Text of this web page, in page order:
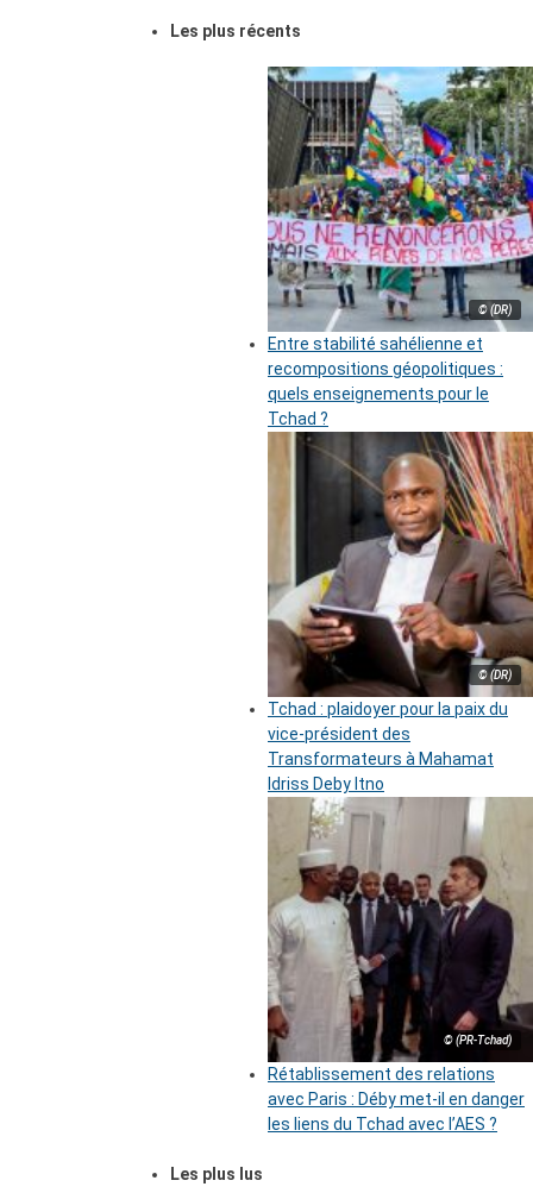
Les plus récents
© (DR)
Entre stabilité sahélienne et
recompositions géopolitiques :
quels enseignements pour le
Tchad ?
© (DR)
Tchad : plaidoyer pour la paix du
vice-président des
Transformateurs à Mahamat
Idriss Deby Itno
© (PR-Tchad)
Rétablissement des relations
avec Paris : Déby met-il en danger
les liens du Tchad avec l’AES ?
Les plus lus